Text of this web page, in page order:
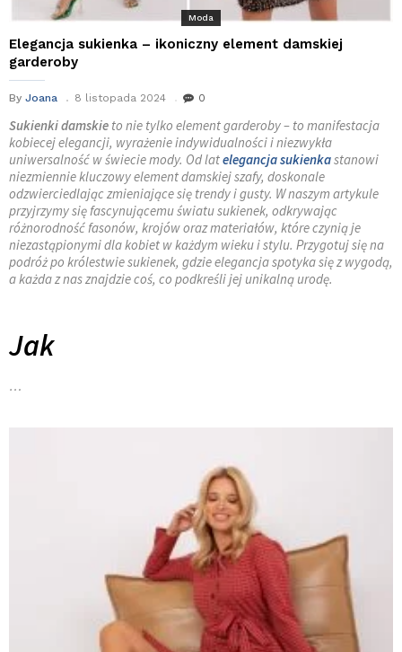
Moda
Elegancja sukienka – ikoniczny element damskiej
garderoby
By Joana 8 listopada 2024 0
Sukienki damskie to nie tylko element garderoby – to manifestacja
kobiecej elegancji, wyrażenie indywidualności i niezwykła
uniwersalność w świecie mody. Od latelegancja sukienkastanowi
niezmiennie kluczowy element damskiej szafy, doskonale
odzwierciedlając zmieniające się trendy i gusty. W naszym artykule
przyjrzymy się fascynującemu światu sukienek, odkrywając
różnorodność fasonów, krojów oraz materiałów, które czynią je
niezastąpionymi dla kobiet w każdym wieku i stylu. Przygotuj się na
podróż po królestwie sukienek, gdzie elegancja spotyka się z wygodą,
a każda z nas znajdzie coś, co podkreśli jej unikalną urodę.
Jak
…